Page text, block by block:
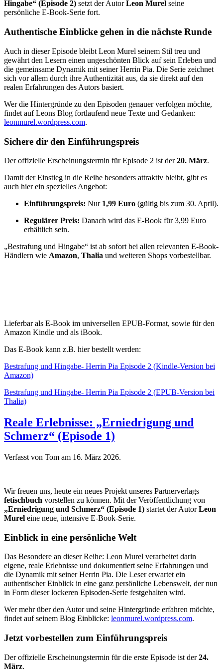
Hingabe“ (Episode 2) setzt der AutorLeon Murel seine
persönliche E-Book-Serie fort.
Authentische Einblicke gehen in die nächste Runde
Auch in dieser Episode bleibt Leon Murel seinem Stil treu und
gewährt den Lesern einen ungeschönten Blick auf sein Erleben und
die gemeinsame Dynamik mit seiner Herrin Pia. Die Serie zeichnet
sich vor allem durch ihre Authentizität aus, da sie direkt auf den
realen Erfahrungen des Autors basiert.
Wer die Hintergründe zu den Episoden genauer verfolgen möchte,
findet auf Leons Blog fortlaufend neue Texte und Gedanken:
leonmurel.wordpress.com.
Sichere dir den Einführungspreis
Der offizielle Erscheinungstermin für Episode 2 ist der20. März.
Damit der Einstieg in die Reihe besonders attraktiv bleibt, gibt es
auch hier ein spezielles Angebot:
Einführungspreis: Nur 1,99 Euro (gültig bis zum 30. April).
Regulärer Preis: Danach wird das E-Book für 3,99 Euro
erhältlich sein.
„Bestrafung und Hingabe“ ist ab sofort bei allen relevanten E-Book-
Händlern wie Amazon, Thalia und weiteren Shops vorbestellbar.
Lieferbar als E-Book im universellen EPUB-Format, sowie für den
Amazon Kindle und als iBook.
Das E-Book kann z.B. hier bestellt werden:
Bestrafung und Hingabe- Herrin Pia Episode 2 (Kindle-Version bei
Amazon)
Bestrafung und Hingabe- Herrin Pia Episode 2 (EPUB-Version bei
Thalia)
Reale Erlebnisse: „Erniedrigung und
Schmerz“ (Episode 1)
Verfasst von Tom am 16. März 2026.
Wir freuen uns, heute ein neues Projekt unseres Partnerverlags
fetischbuch vorstellen zu können. Mit der Veröffentlichung von
„Erniedrigung und Schmerz“ (Episode 1) startet der AutorLeon
Murel eine neue, intensive E-Book-Serie.
Einblick in eine persönliche Welt
Das Besondere an dieser Reihe: Leon Murel verarbeitet darin
eigene, reale Erlebnisse und dokumentiert seine Erfahrungen und
die Dynamik mit seiner Herrin Pia. Die Leser erwartet ein
authentischer Einblick in eine ganz persönliche Lebenswelt, der nun
in Form dieser lockeren Episoden-Serie festgehalten wird.
Wer mehr über den Autor und seine Hintergründe erfahren möchte,
findet auf seinem Blog Einblicke: leonmurel.wordpress.com.
Jetzt vorbestellen zum Einführungspreis
Der offizielle Erscheinungstermin für die erste Episode ist der24.
März.